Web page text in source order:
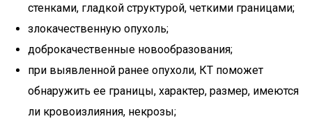
стенками, гладкой структурой, четкими границами;
злокачественную опухоль;
доброкачественные новообразования;
при выявленной ранее опухоли, КТ поможет
обнаружить ее границы, характер, размер, имеются
ли кровоизлияния, некрозы;